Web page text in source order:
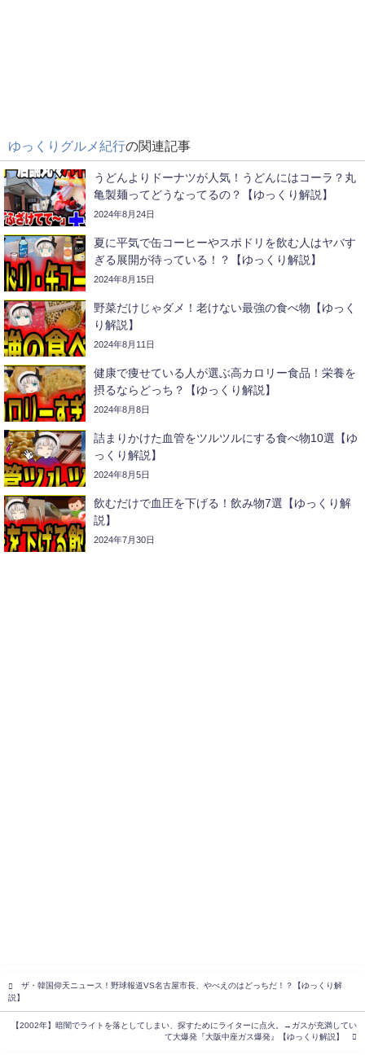
ゆっくりグルメ紀行の関連記事
うどんよりドーナツが人気！うどんにはコーラ？丸
亀製麺ってどうなってるの？【ゆっくり解説】
2024年8月24日
夏に平気で缶コーヒーやスポドリを飲む人はヤバす
ぎる展開が待っている！？【ゆっくり解説】
2024年8月15日
野菜だけじゃダメ！老けない最強の食べ物【ゆっく
り解説】
2024年8月11日
健康で痩せている人が選ぶ高カロリー食品！栄養を
摂るならどっち？【ゆっくり解説】
2024年8月8日
詰まりかけた血管をツルツルにする食べ物10選【ゆ
っくり解説】
2024年8月5日
飲むだけで血圧を下げる！飲み物7選【ゆっくり解
説】
2024年7月30日
ザ・韓国仰天ニュース！野球報道VS名古屋市長、やべえのはどっちだ！？【ゆっくり解
説】
【2002年】暗闇でライトを落としてしまい、探すためにライターに点火。→ガスが充満してい
て大爆発『大阪中座ガス爆発』【ゆっくり解説】